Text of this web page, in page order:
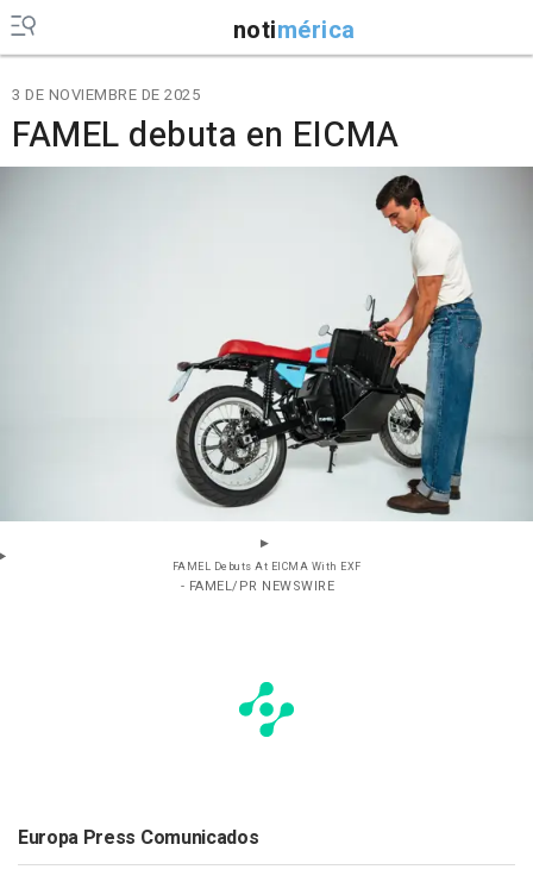
notimérica
3 DE NOVIEMBRE DE 2025
FAMEL debuta en EICMA
FAMEL Debuts At EICMA With EXF
- FAMEL/PR NEWSWIRE
Europa Press Comunicados